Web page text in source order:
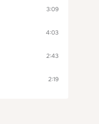
3:09
4:03
2:43
2:19